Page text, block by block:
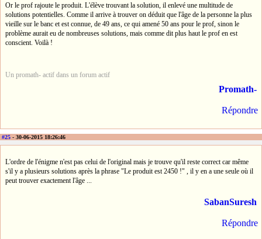
Or le prof rajoute le produit. L'élève trouvant la solution, il enlevé une multitude de
solutions potentielles. Comme il arrive à trouver on déduit que l'âge de la personne la plus
vieille sur le banc et est connue, de 49 ans, ce qui amené 50 ans pour le prof, sinon le
problème aurait eu de nombreuses solutions, mais comme dit plus haut le prof en est
conscient. Voilà !
Un promath- actif dans un forum actif
Promath-
Répondre
#25 - 30-06-2015 18:26:46
L'ordre de l'énigme n'est pas celui de l'original mais je trouve qu'il reste correct car même
s'il y a plusieurs solutions après la phrase "Le produit est 2450 !" , il y en a une seule où il
peut trouver exactement l'âge ...
SabanSuresh
Répondre